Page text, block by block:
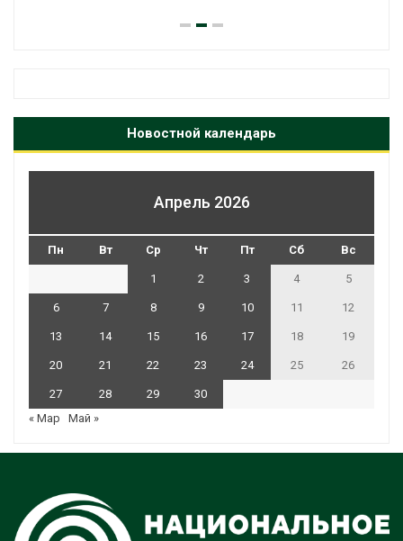
Новостной календарь
Апрель 2026
Пн Вт Ср Чт Пт Сб Вс
1 2 3 4 5
6 7 8 9 10 11 12
13 14 15 16 17 18 19
20 21 22 23 24 25 26
27 28 29
30
« Мар
Май »